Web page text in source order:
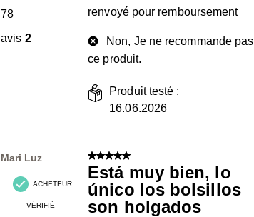
78
avis 2
renvoyé pour remboursement
Non, Je ne recommande pas
ce produit.
Produit testé :
16.06.2026
Mari Luz
ACHETEUR
VÉRIFIÉ
5 sur 5 étoiles.
Está muy bien, lo
único los bolsillos
son holgados